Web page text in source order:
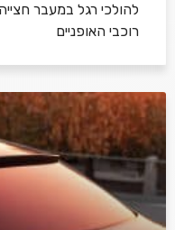
להולכי רגל במעבר
רוכבי האופניים